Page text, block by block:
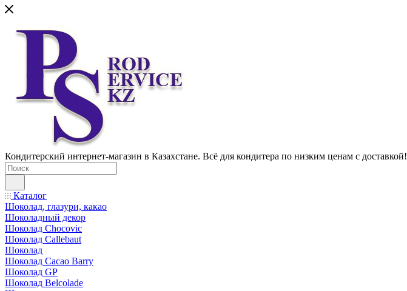
Кондитерский интернет-магазин в Казахстане. Всё для кондитера по низким ценам с доставкой!
Каталог
Шоколад, глазури, какао
Шоколадный декор
Шоколад Chocovic
Шоколад Callebaut
Шоколад
Шоколад Cacao Barry
Шоколад GP
Шоколад Belcolade